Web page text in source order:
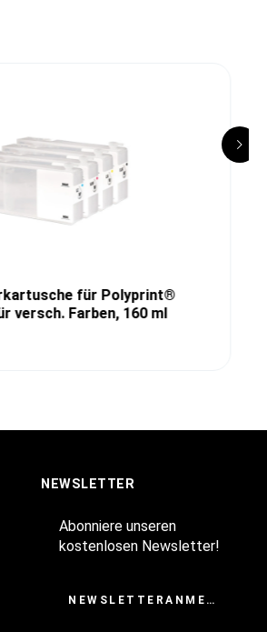
für Polyprint®
versch. Farben, 160 ml
NEWSLETTER
Abonniere unseren
kostenlosen Newsletter!
NEWSLETTERANMELDUNG